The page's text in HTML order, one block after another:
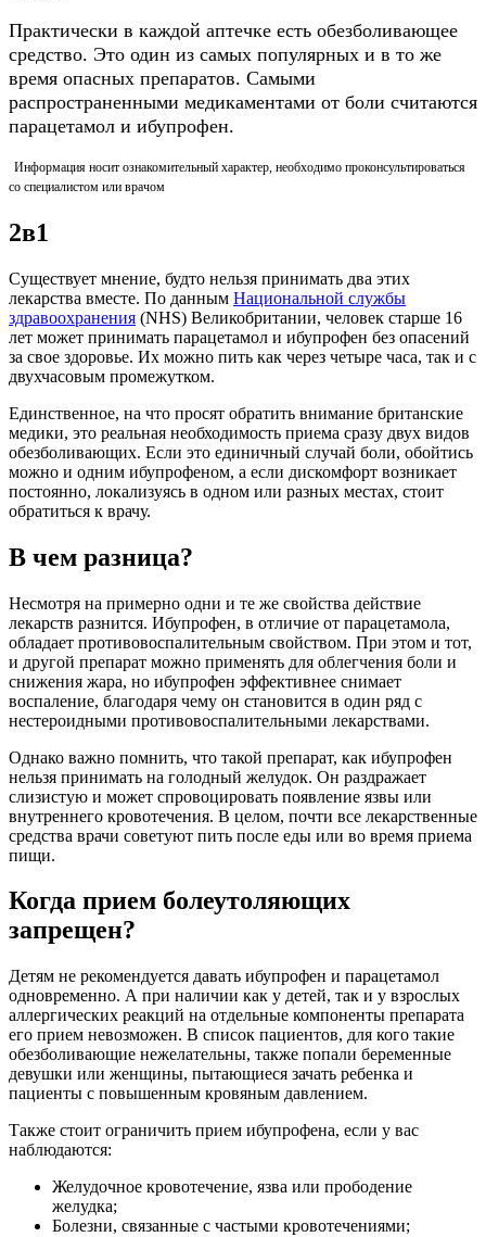
Практически в каждой аптечке есть обезболивающее
средство. Это один из самых популярных и в то же
время опасных препаратов. Самыми
распространенными медикаментами от боли считаются
парацетамол и ибупрофен.
Информация носит ознакомительный характер, необходимо проконсультироваться
со специалистом или врачом
2в1
Существует мнение, будто нельзя принимать два этих
лекарства вместе. По данным Национальной службы
здравоохранения (NHS) Великобритании, человек старше 16
лет может принимать парацетамол и ибупрофен без опасений
за свое здоровье. Их можно пить как через четыре часа, так и с
двухчасовым промежутком.
Единственное, на что просят обратить внимание британские
медики, это реальная необходимость приема сразу двух видов
обезболивающих. Если это единичный случай боли, обойтись
можно и одним ибупрофеном, а если дискомфорт возникает
постоянно, локализуясь в одном или разных местах, стоит
обратиться к врачу.
В чем разница?
Несмотря на примерно одни и те же свойства действие
лекарств разнится. Ибупрофен, в отличие от парацетамола,
обладает противовоспалительным свойством. При этом и тот,
и другой препарат можно применять для облегчения боли и
снижения жара, но ибупрофен эффективнее снимает
воспаление, благодаря чему он становится в один ряд с
нестероидными противовоспалительными лекарствами.
Однако важно помнить, что такой препарат, как ибупрофен
нельзя принимать на голодный желудок. Он раздражает
слизистую и может спровоцировать появление язвы или
внутреннего кровотечения. В целом, почти все лекарственные
средства врачи советуют пить после еды или во время приема
пищи.
Когда прием болеутоляющих
запрещен?
Детям не рекомендуется давать ибупрофен и парацетамол
одновременно. А при наличии как у детей, так и у взрослых
аллергических реакций на отдельные компоненты препарата
его прием невозможен. В список пациентов, для кого такие
обезболивающие нежелательны, также попали беременные
девушки или женщины, пытающиеся зачать ребенка и
пациенты с повышенным кровяным давлением.
Также стоит ограничить прием ибупрофена, если у вас
наблюдаются:
Желудочное кровотечение, язва или прободение
желудка;
Болезни, связанные с частыми кровотечениями;